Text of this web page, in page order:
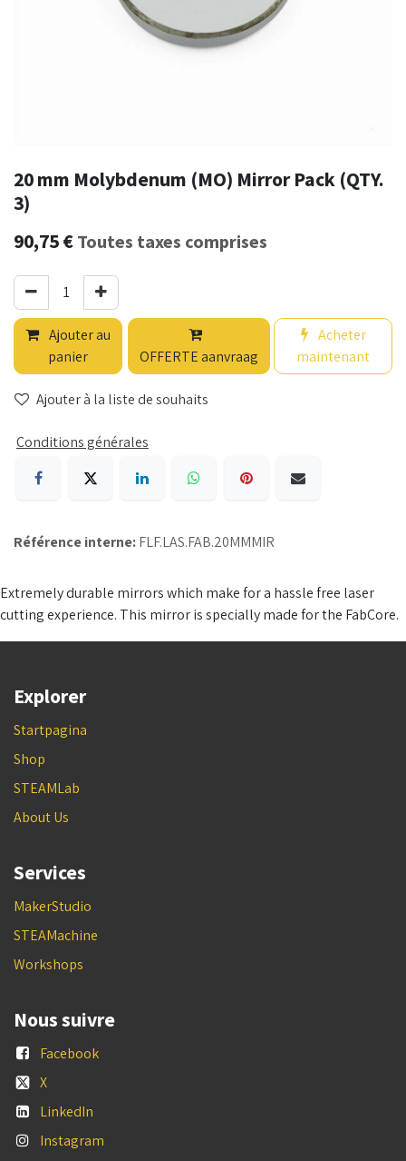
20 mm Molybdenum (MO) Mirror Pack (QTY.
3)
90,75€ Toutes taxes comprises
Ajouter au
panier
OFFERTE aanvraag
Acheter
maintenant
Ajouter à la liste de souhaits
Conditions générales
Référence interne:FLF.LAS.FAB.20MMMIR
Extremely durable mirrors which make for a hassle free laser
cutting experience. This mirror is specially made for the FabCore.
Explorer
Startpagina
Shop
STEAMLab
About Us
Services
MakerStudio
STEAMachine
Workshops
Nous suivre
Facebook
X
LinkedIn
Instagram